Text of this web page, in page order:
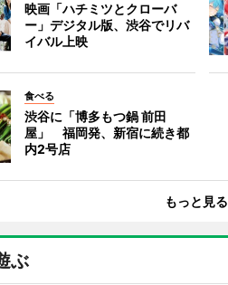
映画「ハチミツとクローバ
ー」デジタル版、渋谷でリバ
イバル上映
食べる
渋谷に「博多もつ鍋 前田
屋」 福岡発、新宿に続き都
内2号店
もっと見る
ぶ